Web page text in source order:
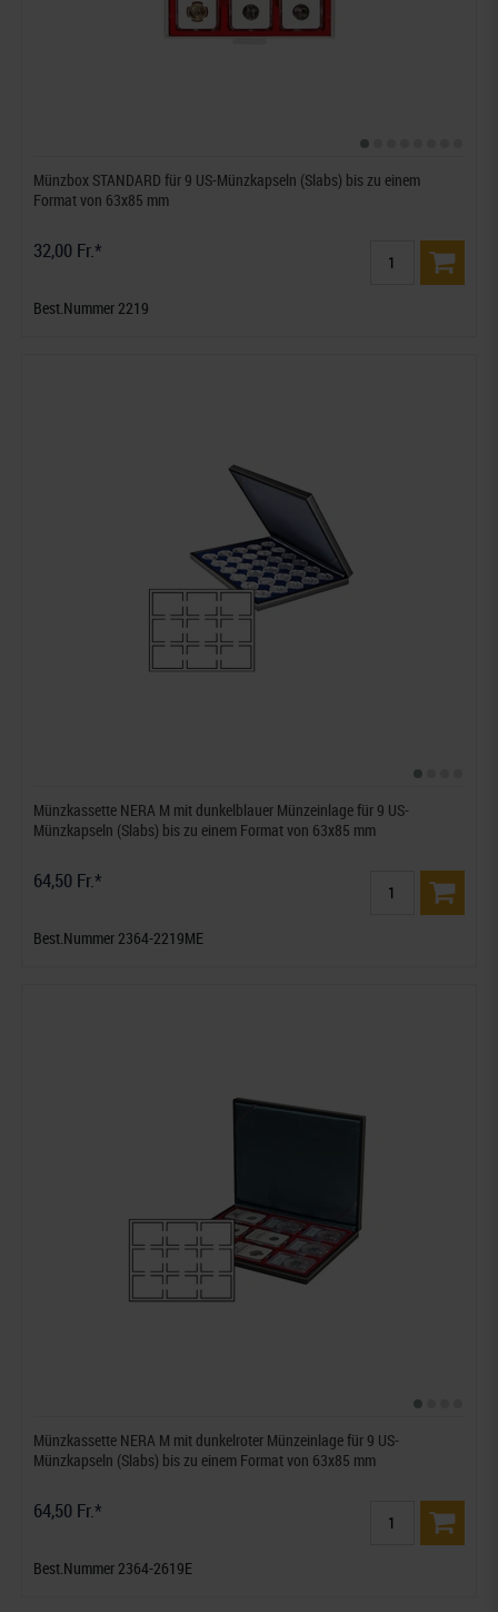
Münzbox STANDARD für 9 US-Münzkapseln (Slabs) bis zu einem
Format von 63x85 mm
32,00 Fr.*
Best.Nummer 2219
Münzkassette NERA M mit dunkelblauer Münzeinlage für 9 US-
Münzkapseln (Slabs) bis zu einem Format von 63x85 mm
64,50 Fr.*
Best.Nummer 2364-2219ME
Münzkassette NERA M mit dunkelroter Münzeinlage für 9 US-
Münzkapseln (Slabs) bis zu einem Format von 63x85 mm
64,50 Fr.*
Best.Nummer 2364-2619E